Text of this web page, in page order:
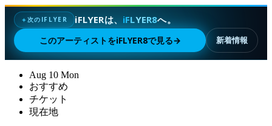
✦次のIFLYER iFLYERは、 iFLYER8へ。
このアーティストをiFLYER8で見る→ 新着情報
Aug 10 Mon
おすすめ
チケット
現在地